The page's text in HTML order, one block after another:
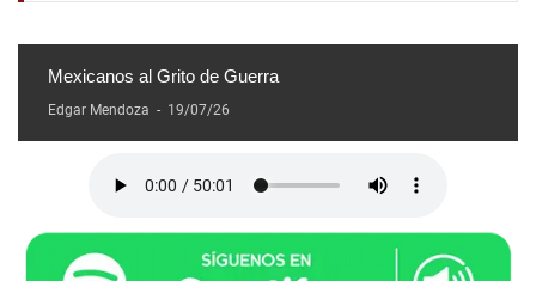
Mexicanos al Grito de Guerra
Edgar Mendoza - 19/07/26